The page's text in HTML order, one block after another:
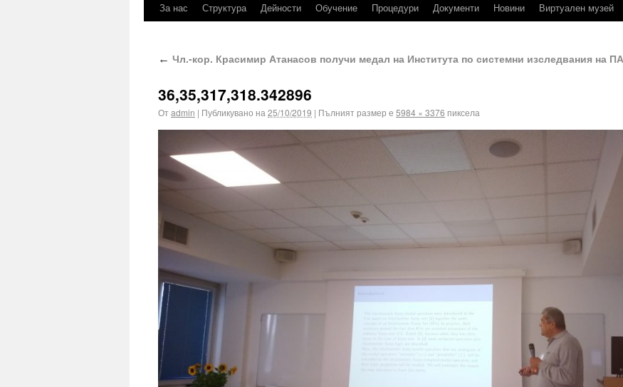
За нас Структура Дейности Обучение Процедури Документи Новини Виртуален музей
← Чл.-кор. Красимир Атанасов получи медал на Института по системни изследвания на
36,35,317,318.342896
Отadmin | Публикувано на 25/10/2019 | Пълният размер е 5984 × 3376 пиксела